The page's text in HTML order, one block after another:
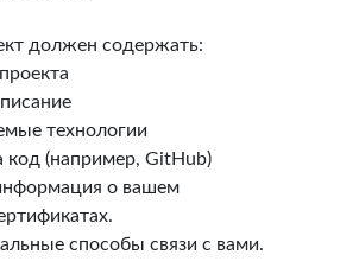
должен содержать:
технологии
код (например, GitHub)
о вашем
способы связи с вами.